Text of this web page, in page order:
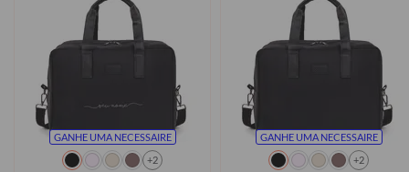
GANHE UMA NECESSAIRE
+2
GANHE UMA NECESSAIRE
+2